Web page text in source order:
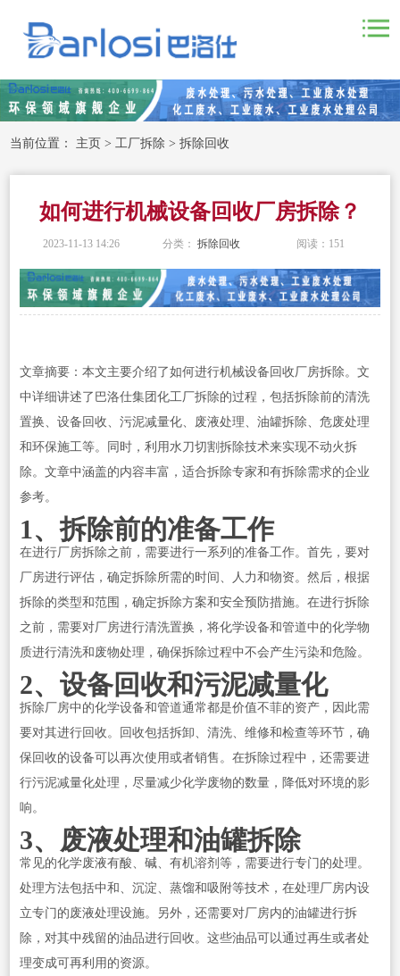
当前位置： 主页 >工厂拆除 >拆除回收
如何进行机械设备回收厂房拆除？
2023-11-13 14:26 分类：拆除回收 阅读： 151
文章摘要：本文主要介绍了如何进行机械设备回收厂房拆除。文
中详细讲述了巴洛仕集团化工厂拆除的过程，包括拆除前的清洗
置换、设备回收、污泥减量化、废液处理、油罐拆除、危废处理
和环保施工等。同时，利用水刀切割拆除技术来实现不动火拆
除。文章中涵盖的内容丰富，适合拆除专家和有拆除需求的企业
参考。
1、拆除前的准备工作
在进行厂房拆除之前，需要进行一系列的准备工作。首先，要对
厂房进行评估，确定拆除所需的时间、人力和物资。然后，根据
拆除的类型和范围，确定拆除方案和安全预防措施。在进行拆除
之前，需要对厂房进行清洗置换，将化学设备和管道中的化学物
质进行清洗和废物处理，确保拆除过程中不会产生污染和危险。
2、设备回收和污泥减量化
拆除厂房中的化学设备和管道通常都是价值不菲的资产，因此需
要对其进行回收。回收包括拆卸、清洗、维修和检查等环节，确
保回收的设备可以再次使用或者销售。在拆除过程中，还需要进
行污泥减量化处理，尽量减少化学废物的数量，降低对环境的影
响。
3、废液处理和油罐拆除
常见的化学废液有酸、碱、有机溶剂等，需要进行专门的处理。
处理方法包括中和、沉淀、蒸馏和吸附等技术，在处理厂房内设
立专门的废液处理设施。另外，还需要对厂房内的油罐进行拆
除，对其中残留的油品进行回收。这些油品可以通过再生或者处
理变成可再利用的资源。